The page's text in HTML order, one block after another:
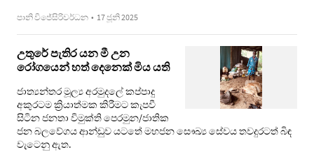
පානි විජේසිරිවර්ධන • 17 ජූනි 2025
උතුරේ පැතිර යන මී උන
රෝගයෙන් හත් දෙනෙක් මිය යති
ජාත්‍යන්තර මූල්‍ය අරමුදලේ කප්පාදු
අකුරටම ක්‍රියාත්මක කිරීමට කැපවී
සිටින ජනතා විමුක්ති පෙරමුන/ජාතික
ජන බලවේගය ආන්ඩුව යටතේ මහජන සෞඛ්‍ය සේවය තවදුරටත් බිඳ
වැටෙනු ඇත.